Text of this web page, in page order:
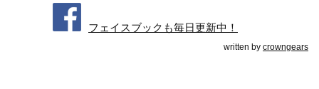
フェイスブックも毎日更新中！
written by crowngears